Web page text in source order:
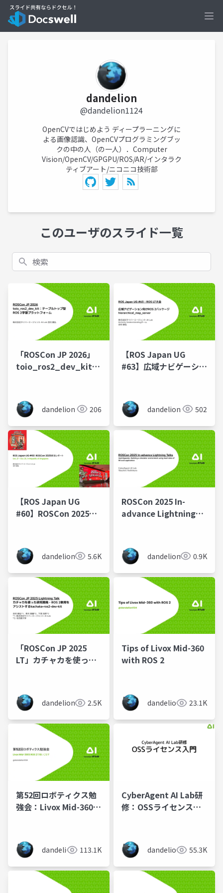
dandelion
@dandelion1124
OpenCVではじめよう ディープラーニングに
よる画像認識、OpenCVプログラミングブッ
クの中の人（の一人）．Computer
Vision/OpenCV/GPGPU/ROS/AR/インタラク
ティブアート/ニコニコ技術部
このユーザのスライド一覧
検索
「ROSCon JP 2026」
toio_ros2_dev_kit：
dandelion 206
【ROS Japan UG
#63】広域ナビゲーショ
hierarchical_map_server
dandelion 502
【ROS Japan UG
#60】ROSCon 2025参
dandelion 5.6K
ROSCon 2025 In-
advance Lightning
environment using
mesh data of 3D
Scan Application
dandelion 0.9K
「ROSCon JP 2025
LT」カチャカを使った
kachaka-ros2-dev-
kit
dandelion 2.5K
Tips of Livox Mid-360
with ROS 2
dandelion 23.1K
第52回ロボティクス勉
強会：Livox Mid-360を
dandelion 113.1K
CyberAgent AI Lab研
修：OSSライセンス入
dandelion 55.3K